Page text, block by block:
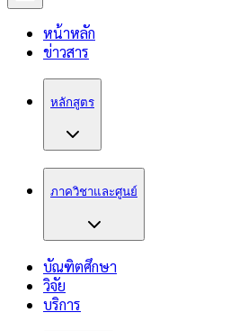
หน้าหลัก
ข่าวสาร
หลักสูตร
ภาควิชาและศูนย์
บัณฑิตศึกษา
วิจัย
บริการ